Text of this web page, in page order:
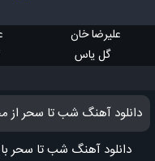
علیرضا خان
گل یاس
دانلود آهنگ شب تا سحر از
دانلود آهنگ شب تا سحر